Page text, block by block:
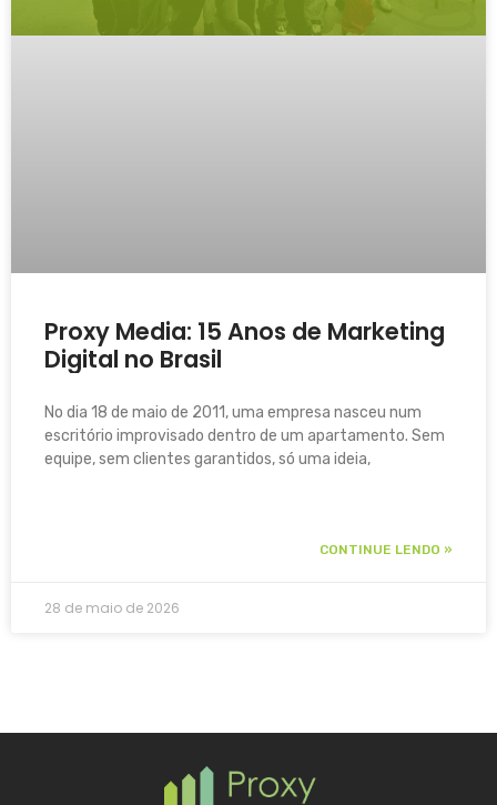
Proxy Media: 15 Anos de Marketing
Digital no Brasil
No dia 18 de maio de 2011, uma empresa nasceu num
escritório improvisado dentro de um apartamento. Sem
equipe, sem clientes garantidos, só uma ideia,
CONTINUE LENDO »
28 de maio de 2026